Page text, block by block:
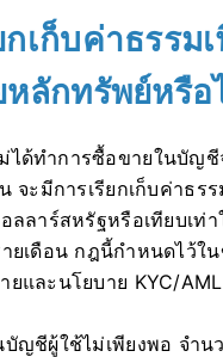
เก็บค่าธรรม
ลักทรัพย์หรือ
ได้ทำการซื้อขายในบัญชี
จะมีการเรียกเก็บค่าธร
ลลาร์สหรัฐหรือเทียบเท่า
ยเดือน กฎนี้กำหนดไว้ใ
ยและนโยบาย KYC/AML
บัญชีผู้ใช้ไม่เพียงพอ จำน